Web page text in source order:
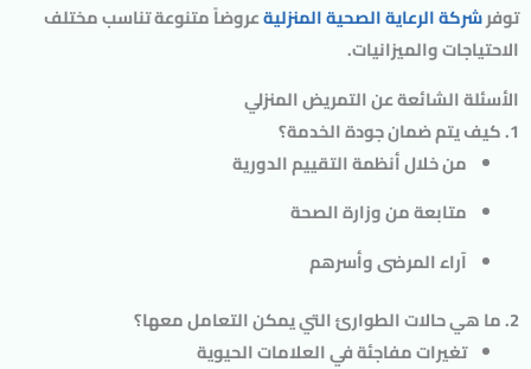
توفرشركة الرعاية الصحية المنزليةعروضاً متنوعة تناسب مختلف
الاحتياجات والميزانيات.
الأسئلة الشائعة عن التمريض المنزلي
1. كيف يتم ضمان جودة الخدمة؟
من خلال أنظمة التقييم الدورية
متابعة من وزارة الصحة
آراء المرضى وأسرهم
2. ما هي حالات الطوارئ التي يمكن التعامل معها؟
تغيرات مفاجئة في العلامات الحيوية